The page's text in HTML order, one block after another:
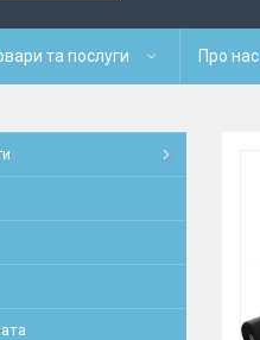
та послуги Про нас